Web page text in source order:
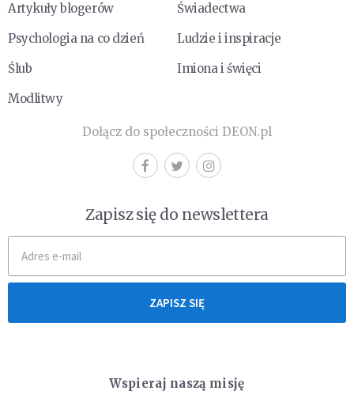
Artykuły blogerów
Świadectwa
Psychologia na co dzień
Ludzie i inspiracje
Ślub
Imiona i święci
Modlitwy
Dołącz do społeczności DEON.pl
Zapisz się do newslettera
ZAPISZ SIĘ
Wspieraj naszą misję